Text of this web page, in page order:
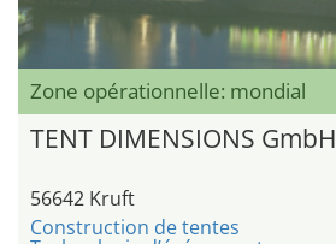
Zone opérationnelle: mondial
TENT DIMENSIONS GmbH
56642 Kruft
Construction de tentes